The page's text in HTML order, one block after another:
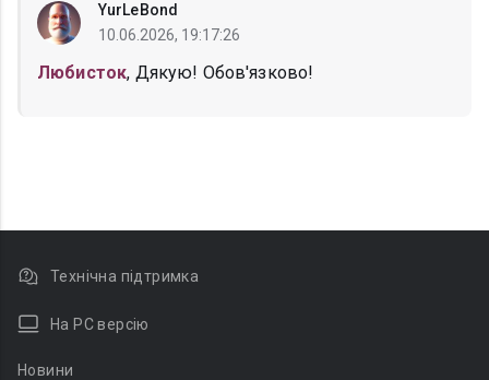
YurLeBond
10.06.2026, 19:17:26
Любисток, Дякую! Обов'язково!
Технічна підтримка
На PC версію
Новини